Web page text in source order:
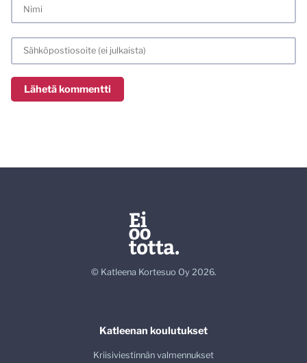
© Katleena Kortesuo Oy 2026.
Katleenan koulutukset
Kriisiviestinnän valmennukset